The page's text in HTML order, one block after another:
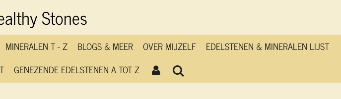
Stones
MINERALEN T - Z BLOGS & MEER OVER MIJZELF
EDELSTENEN & MINERALEN LIJST
GENEZENDE EDELSTENEN A TOT Z